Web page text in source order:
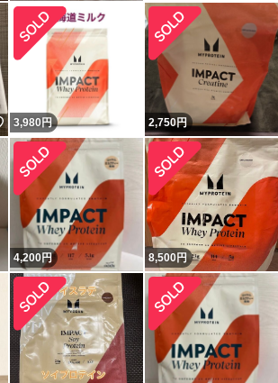
いいね！
3,980円 2,750円
4,200円 8,500円